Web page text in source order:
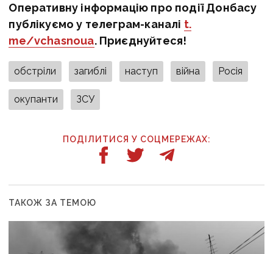
Оперативну інформацію про події Донбасу
публікуємо у телеграм-каналі t.
me/vchasnoua. Приєднуйтеся!
обстріли загиблі наступ війна Росія
окупанти ЗСУ
ПОДІЛИТИСЯ У СОЦМЕРЕЖАХ:
ТАКОЖ ЗА ТЕМОЮ